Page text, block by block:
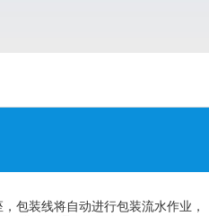
包装线将自动进行包装流水作业，